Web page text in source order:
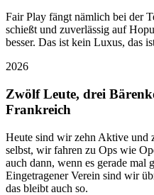
Fair Play fängt nämlich bei der
schießt und zuverlässig auf
besser. Das ist kein Luxus, das
2026
Zwölf Leute, drei
Frankreich
Heute sind wir zehn Aktive und
selbst, wir fahren zu Ops wie
auch dann, wenn es gerade mal
Eingetragener Verein sind wir
das bleibt auch so.